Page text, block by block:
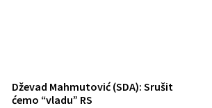
Dževad Mahmutović (SDA): Srušit
ćemo “vladu” RS